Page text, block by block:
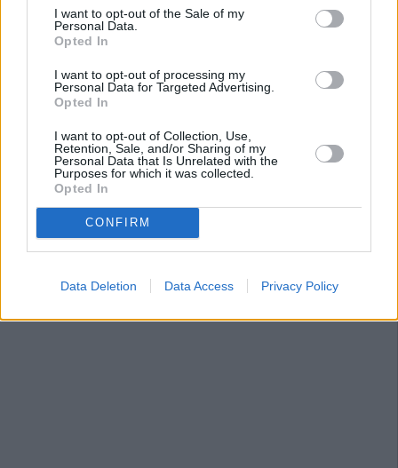
I want to opt-out of the Sale of my
Personal Data.
Opted In
I want to opt-out of processing my
Personal Data for Targeted Advertising.
Opted In
I want to opt-out of Collection, Use,
Retention, Sale, and/or Sharing of my
Personal Data that Is Unrelated with the
Purposes for which it was collected.
Opted In
CONFIRM
Data Deletion Data Access Privacy Policy